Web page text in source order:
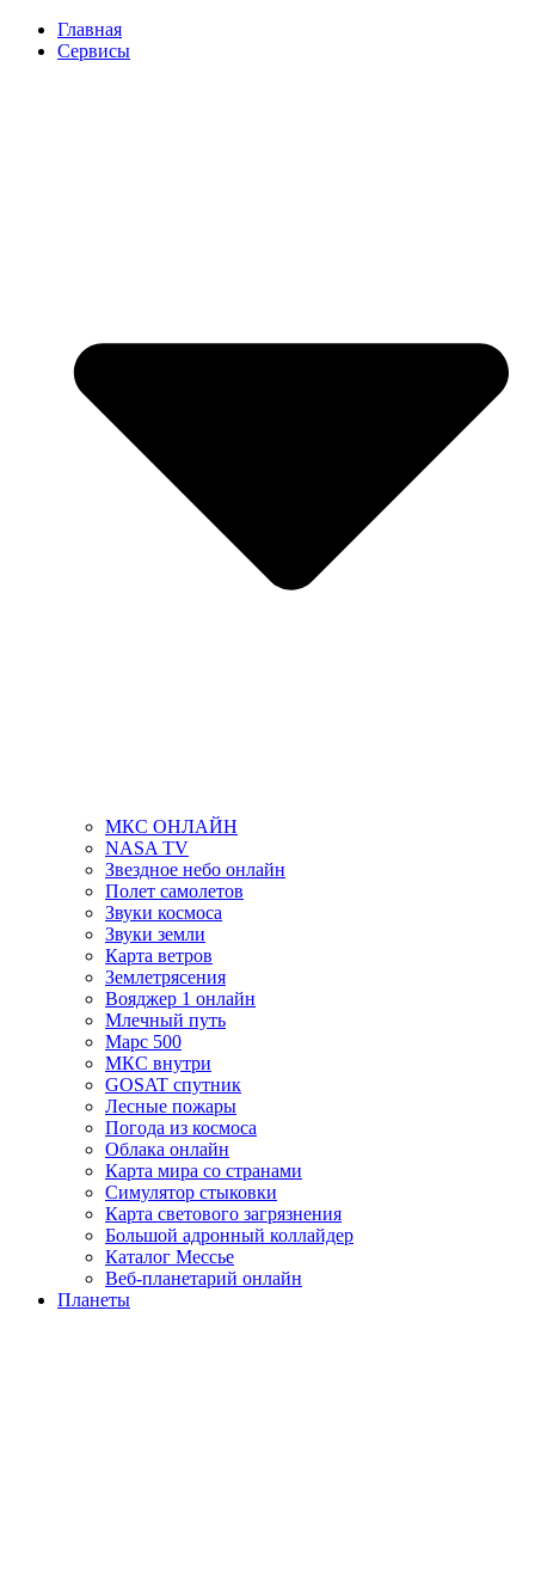
ПерейтиГлавная
Сервисы
МКС ОНЛАЙН
NASA TV
Звездное небо онлайн
Полет самолетов
Звуки космоса
Звуки земли
Карта ветров
Землетрясения
Вояджер 1 онлайн
Млечный путь
Марс 500
МКС внутри
GOSAT спутник
Лесные пожары
Погода из космоса
Облака онлайн
Карта мира со странами
Симулятор стыковки
Карта светового загрязнения
Большой адронный коллайдер
Каталог Мессье
Веб-планетарий онлайн
Планеты